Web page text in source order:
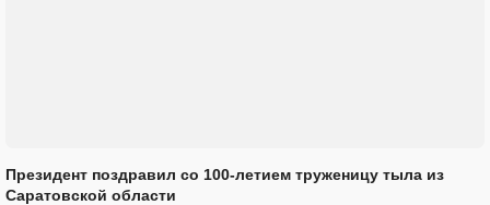
Президент поздравил со 100-летием труженицу тыла из
Саратовской области